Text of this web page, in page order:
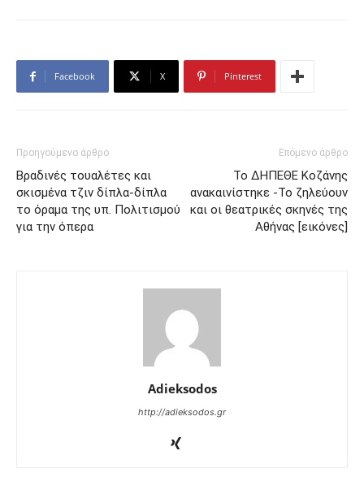
Facebook X Pinterest
Προηγούμενο άρθρο
Βραδινές τουαλέτες και
σκισμένα τζιν δίπλα-δίπλα
το όραμα της υπ. Πολιτισμού
για την όπερα
Επόμενο άρθρο
Το ΔΗΠΕΘΕ Κοζάνης
ανακαινίστηκε -Το ζηλεύουν
και οι θεατρικές σκηνές της
Αθήνας [εικόνες]
Adieksodos
http://adieksodos.gr